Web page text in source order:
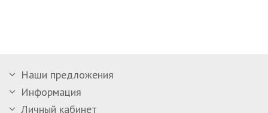
Наши предложения
Информация
Личный кабинет